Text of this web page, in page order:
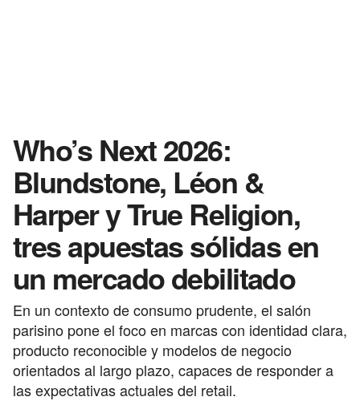
Who’s Next 2026:
Blundstone, Léon &
Harper y True Religion,
tres apuestas sólidas en
un mercado debilitado
En un contexto de consumo prudente, el salón
parisino pone el foco en marcas con identidad clara,
producto reconocible y modelos de negocio
orientados al largo plazo, capaces de responder a
las expectativas actuales del retail.